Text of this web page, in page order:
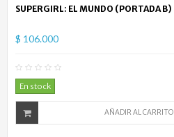
SUPERGIRL: EL MUNDO (PORTADA B)
$ 106.000
En stock
AÑADIR AL CARRITO